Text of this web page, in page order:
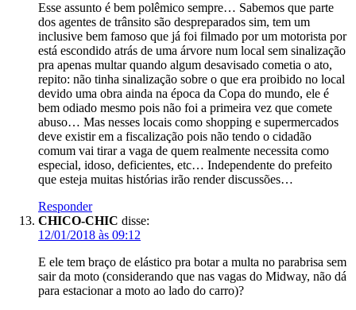
Esse assunto é bem polêmico sempre… Sabemos que parte
dos agentes de trânsito são despreparados sim, tem um
inclusive bem famoso que já foi filmado por um motorista por
está escondido atrás de uma árvore num local sem sinalização
pra apenas multar quando algum desavisado cometia o ato,
repito: não tinha sinalização sobre o que era proibido no local
devido uma obra ainda na época da Copa do mundo, ele é
bem odiado mesmo pois não foi a primeira vez que comete
abuso… Mas nesses locais como shopping e supermercados
deve existir em a fiscalização pois não tendo o cidadão
comum vai tirar a vaga de quem realmente necessita como
especial, idoso, deficientes, etc… Independente do prefeito
que esteja muitas histórias irão render discussões…
Responder
CHICO-CHIC disse:
12/01/2018 às 09:12
E ele tem braço de elástico pra botar a multa no parabrisa sem
sair da moto (considerando que nas vagas do Midway, não dá
para estacionar a moto ao lado do carro)?